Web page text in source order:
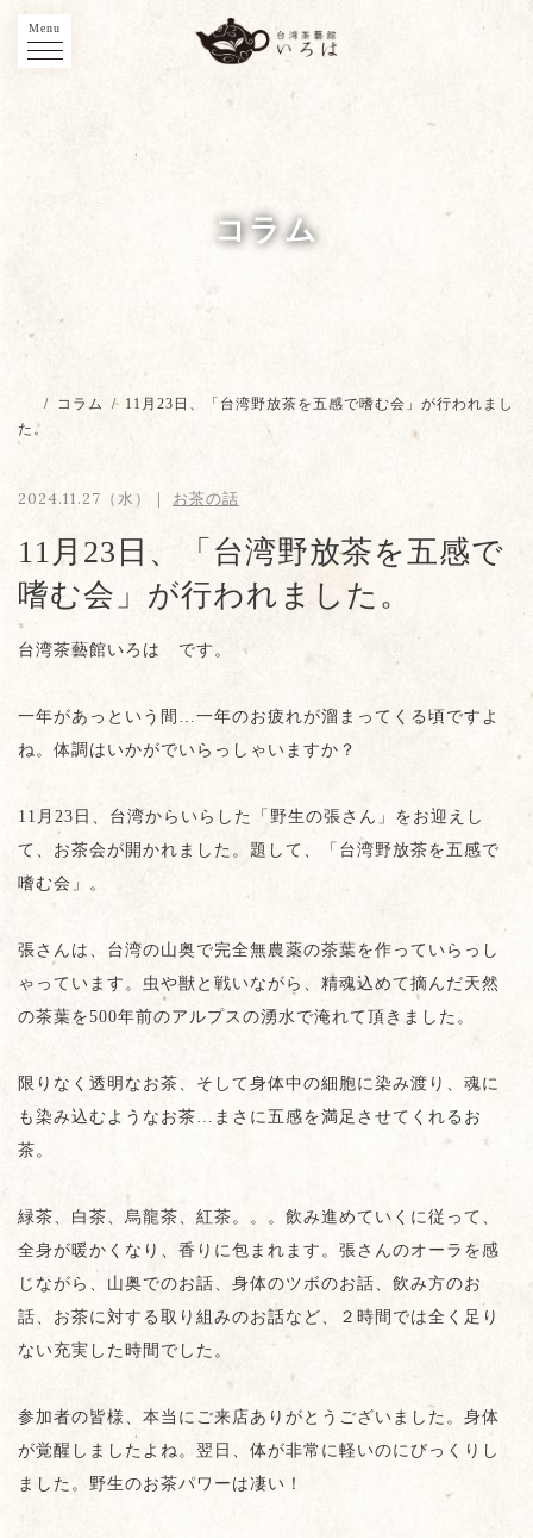
Menu
コラム
/ コラム / 11月23日、「台湾野放茶を五感で嗜む会」が行われまし
た。
2024.11.27（水）｜ お茶の話
11月23日、「台湾野放茶を五感で
嗜む会」が行われました。
台湾茶藝館いろは です。
一年があっという間…一年のお疲れが溜まってくる頃ですよ
ね。体調はいかがでいらっしゃいますか？
11月23日、台湾からいらした「野生の張さん」をお迎えし
て、お茶会が開かれました。題して、「台湾野放茶を五感で
嗜む会」。
張さんは、台湾の山奥で完全無農薬の茶葉を作っていらっし
ゃっています。虫や獣と戦いながら、精魂込めて摘んだ天然
の茶葉を500年前のアルプスの湧水で淹れて頂きました。
限りなく透明なお茶、そして身体中の細胞に染み渡り、魂に
も染み込むようなお茶…まさに五感を満足させてくれるお
茶。
緑茶、白茶、烏龍茶、紅茶。。。飲み進めていくに従って、
全身が暖かくなり、香りに包まれます。張さんのオーラを感
じながら、山奥でのお話、身体のツボのお話、飲み方のお
話、お茶に対する取り組みのお話など、２時間では全く足り
ない充実した時間でした。
参加者の皆様、本当にご来店ありがとうございました。身体
が覚醒しましたよね。翌日、体が非常に軽いのにびっくりし
ました。野生のお茶パワーは凄い！